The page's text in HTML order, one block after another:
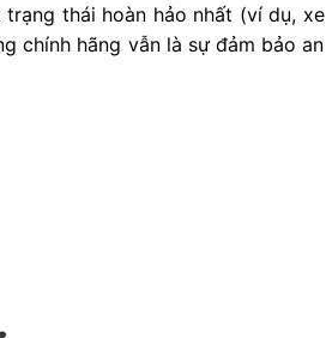
thái hoàn hảo nhất (ví dụ, xe
chính hãng vẫn là sự đảm bảo an